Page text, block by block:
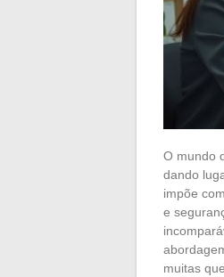
O mundo
dando
impõe
e
muitas